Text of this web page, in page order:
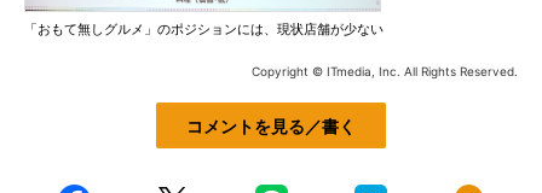
「おもて無しグルメ」のポジションには、現状店舗が少ない
Copyright © ITmedia, Inc. All Rights Reserved.
コメントを見る／書く